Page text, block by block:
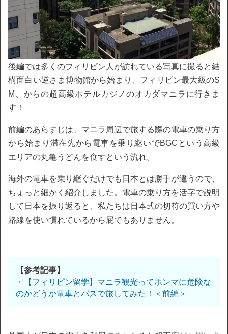
後編では多くのフィリピン人が訪れている写真に撮ると結
構面白い逆さま博物館から始まり、フィリピン最大級のS
M、からの超高級ホテルカジノのオカダマニラに行きま
す！
前編のあらすじは、マニラ周辺で旅する際の電車の乗り方
から始まり滞在先から電車を乗り継いでBGCという高級
エリアの丸亀うどんを食すという流れ。
海外の電車を乗り継ぐだけでも日本とは勝手が違うので、
ちょっと細かく紹介しました。電車の乗り方を活字で説明
して日本を振り返ると、私たちは日本式の切符の買い方や
路線を使い慣れているから屁でもありません。
【参考記事】
・【フィリピン留学】マニラ観光ってホンマに危険な
のかどうか電車とバスで旅してみた！＜前編＞